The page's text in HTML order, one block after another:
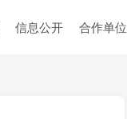
信息公开 合作单位